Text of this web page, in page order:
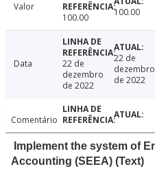
Valor
100.00
100.00
Data
22 de
dezembro
de 2022
22 de
dezembro
de 2022
Comentário
Implement the system of
Accounting (SEEA) (Text)